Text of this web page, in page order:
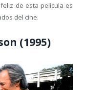
de esta película es
del cine.
(1995)